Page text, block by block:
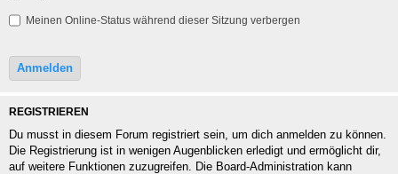
Meinen Online-Status während dieser Sitzung verbergen
REGISTRIEREN
Du musst in diesem Forum registriert sein, um dich anmelden zu können.
Die Registrierung ist in wenigen Augenblicken erledigt und ermöglicht dir,
auf weitere Funktionen zuzugreifen. Die Board-Administration kann